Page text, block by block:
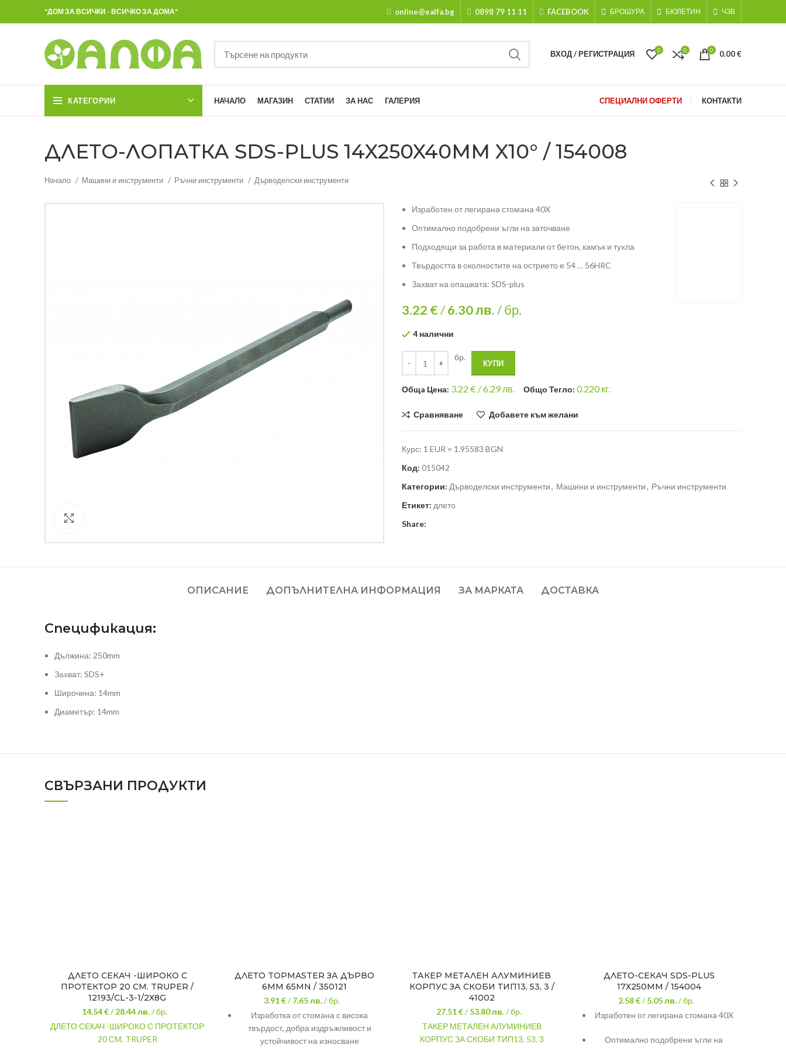
"ДОМ ЗА ВСИЧКИ - ВСИЧКО ЗА ДОМА" online@ealfa.bg 0898 79 11 11 FACEBOOK БРОШУРА БЮЛЕТИН ЧЗВ
ВХОД / РЕГИСТРАЦИЯ 0 0 0 0.00€
КАТЕГОРИИ НАЧАЛО МАГАЗИН СТАТИИ ЗА НАС ГАЛЕРИЯ СПЕЦИАЛНИ ОФЕРТИ КОНТАКТИ
ДЛЕТО-ЛОПАТКА SDS-PLUS 14X250X40MM X10° / 154008
Начало Машини и инструменти Ръчни инструменти Дърводелски инструменти
Изработен от легирана стомана 40X
Оптимално подобрени ъгли на заточване
Подходящи за работа в материали от бетон, камък и тухла
Твърдостта в околностите на острието е 54 … 56HRC
Захват на опашката: SDS-plus
3.22 €/6.30лв./ бр.
4 налични
бр.
КУПИ
Общa Цена: 3.22 € /6.29 лв. Общо Тегло: 0.220кг.
Сравняване Добавете към желани
Курс: 1 EUR = 1.95583 BGN
Код: 015042
Категории: Дърводелски инструменти, Машини и инструменти, Ръчни инструменти
Етикет: длето
Share:
ОПИСАНИЕ ДОПЪЛНИТЕЛНА ИНФОРМАЦИЯ ЗА МАРКАТА ДОСТАВКА
Спецификация:
Дължина: 250mm
Захват: SDS+
Широчина: 14mm
Диаметър: 14mm
СВЪРЗАНИ ПРОДУКТИ
ДЛЕТО СЕКАЧ -ШИРОКО С
ПРОТЕКТОР 20 СМ. TRUPER /
12193/CL-3-1/2X8G
14.54 €/28.44лв. / бр.
ДЛЕТО СЕКАЧ -ШИРОКО С ПРОТЕКТОР
20 СМ. TRUPER
ДЛЕТО TOPMASTER ЗА ДЪРВО
6ММ 65MN / 350121
3.91 €/7.65лв. / бр.
Изработка от стомана с висока
твърдост, добра издръжливост и
устойчивост на износване
ТАКЕР МЕТАЛЕН АЛУМИНИЕВ
КОРПУС ЗА СКОБИ ТИП13, 53, 3 /
41002
27.51 €/53.80лв. / бр.
ТАКЕР МЕТАЛЕН АЛУМИНИЕВ
КОРПУС ЗА СКОБИ ТИП13, 53, 3
ДЛЕТО-СЕКАЧ SDS-PLUS
17Х250MM / 154004
2.58 €/5.05лв. / бр.
Изработен от легирана стомана 40X
Оптимално подобрени ъгли на